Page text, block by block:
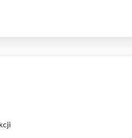
na stronach internetowych.